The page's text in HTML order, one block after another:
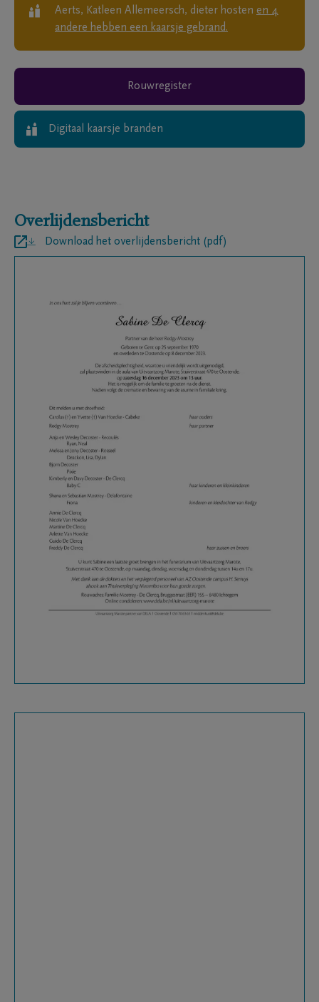
Aerts, Katleen Allemeersch, dieter hosten en 4
andere hebben een kaarsje gebrand.
Rouwregister
Digitaal kaarsje branden
Overlijdensbericht
Download het overlijdensbericht (pdf)